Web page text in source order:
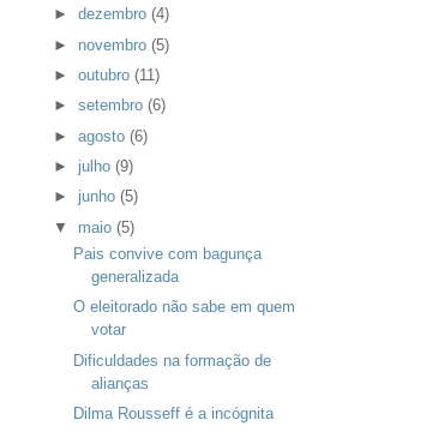
►dezembro(4)
► novembro(5)
►outubro(11)
►setembro(6)
►agosto(6)
► julho(9)
► junho(5)
▼ maio(5)
Pais convive com bagunça
generalizada
O eleitorado não sabe em quem
votar
Dificuldades na formação de
alianças
Dilma Rousseff é a incógnita